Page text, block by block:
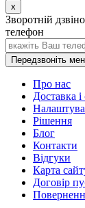
x
Зворотній
телефон
Передзвоніть
Про нас
Доставка і
Рішення
Блог
Контакти
Відгуки
Карта
Договір